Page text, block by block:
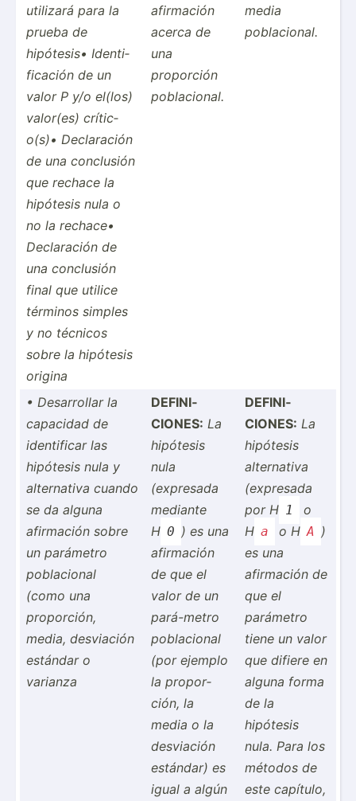
utilizará para la
prueba de
hipótesis• Identi­
fic­ación de un
valor P y/o el(los)
valor(es) crític­
o(s)• Declar­ación
de una conclusión
que rechace la
hipótesis nula o
no la rechace•
Declar­ación de
una conclusión
final que utilice
términos simples
y no técnicos
sobre la hipótesis
origina
afirmación
acerca de
una
proporción
poblac­ional.
media
poblac­ional.
• Desarr­ollar la
capacidad de
identi­ficar las
hipótesis nula y
altern­ativa cuando
se da alguna
afirmación sobre
un parámetro
poblac­ional
(como una
propor­ción,
media, desviación
estándar o
varianza
DEFINI­
CIONES: La
hipótesis
nula
(expresada
mediante
H 0 ) es una
afirmación
de que el
valor de un
pará-metro
poblac­ional
(por ejemplo
la propor­
ción, la
media o la
desviación
estándar) es
igual a algún
DEFINI­
CIONES: La
hipótesis
altern­ativa
(expresada
por H 1
o
H a o H A )
es una
afirmación de
que el
parámetro
tiene un valor
que difiere en
alguna forma
de la
hipótesis
nula. Para los
métodos de
este capítulo,